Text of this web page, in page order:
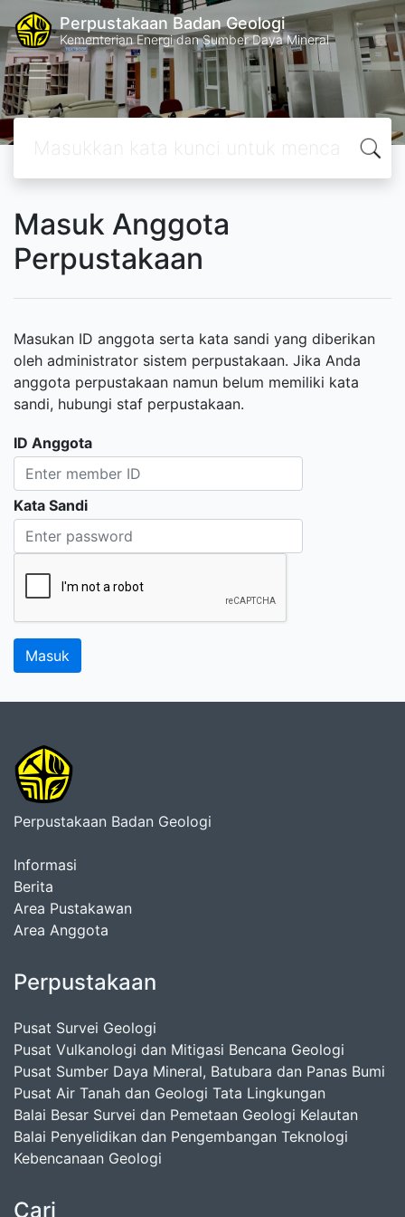
Perpustakaan Badan Geologi
Kementerian Energi dan Sumber Daya Mineral
Masuk Anggota
Perpustakaan
Masukan ID anggota serta kata sandi yang diberikan
oleh administrator sistem perpustakaan. Jika Anda
anggota perpustakaan namun belum memiliki kata
sandi, hubungi staf perpustakaan.
ID Anggota
Kata Sandi
Perpustakaan Badan Geologi
Informasi
Berita
Area Pustakawan
Area Anggota
Perpustakaan
Pusat Survei Geologi
Pusat Vulkanologi dan Mitigasi Bencana Geologi
Pusat Sumber Daya Mineral, Batubara dan Panas Bumi
Pusat Air Tanah dan Geologi Tata Lingkungan
Balai Besar Survei dan Pemetaan Geologi Kelautan
Balai Penyelidikan dan Pengembangan Teknologi
Kebencanaan Geologi
Cari